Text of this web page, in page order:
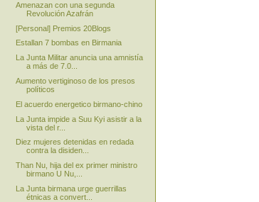
Amenazan con una segunda
Revolución Azafrán
[Personal] Premios 20Blogs
Estallan 7 bombas en Birmania
La Junta Militar anuncia una amnistía
a más de 7.0...
Aumento vertiginoso de los presos
políticos
El acuerdo energetico birmano-chino
La Junta impide a Suu Kyi asistir a la
vista del r...
Diez mujeres detenidas en redada
contra la disiden...
Than Nu, hija del ex primer ministro
birmano U Nu,...
La Junta birmana urge guerrillas
étnicas a convert...